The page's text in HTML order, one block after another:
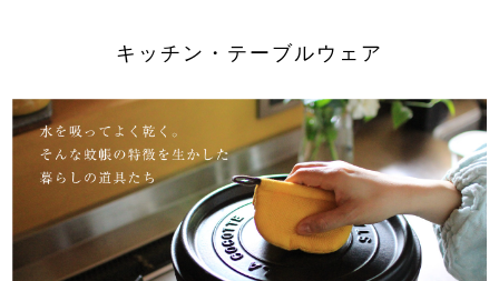
キッチン・テーブルウェア